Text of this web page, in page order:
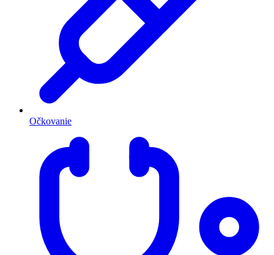
Očkovanie